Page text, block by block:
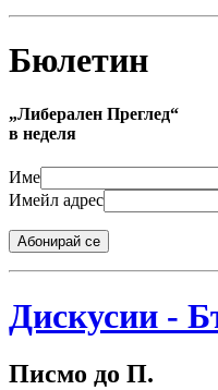
Бюлетин
„Либерален Преглед“
в неделя
Име
Имейл адрес
Абонирай се
Дискусии -
Писмо до П.